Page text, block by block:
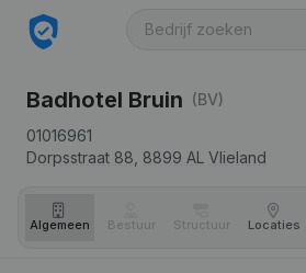
Badhotel Bruin (BV)
01016961
Dorpsstraat 88, 8899 AL Vlieland
Algemeen Bestuur Structuur Locaties